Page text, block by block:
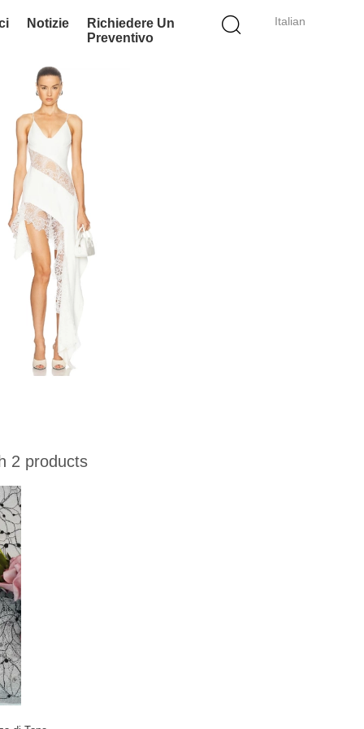
Italian
Notizie
Richiedere Un
Preventivo
2 products